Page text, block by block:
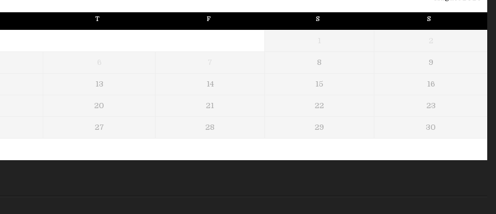
T F S S
1 2
6 7 8 9
13 14 15 16
20 21 22 23
27 28 29 30